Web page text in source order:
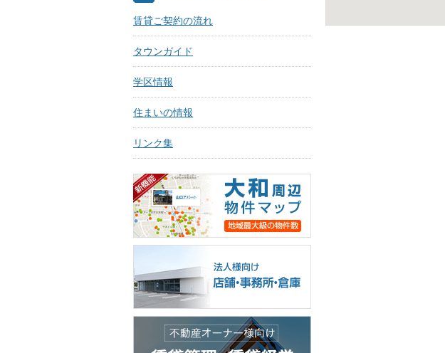
賃貸ご契約の流れ
タウンガイド
学区情報
住まいの情報
リンク集